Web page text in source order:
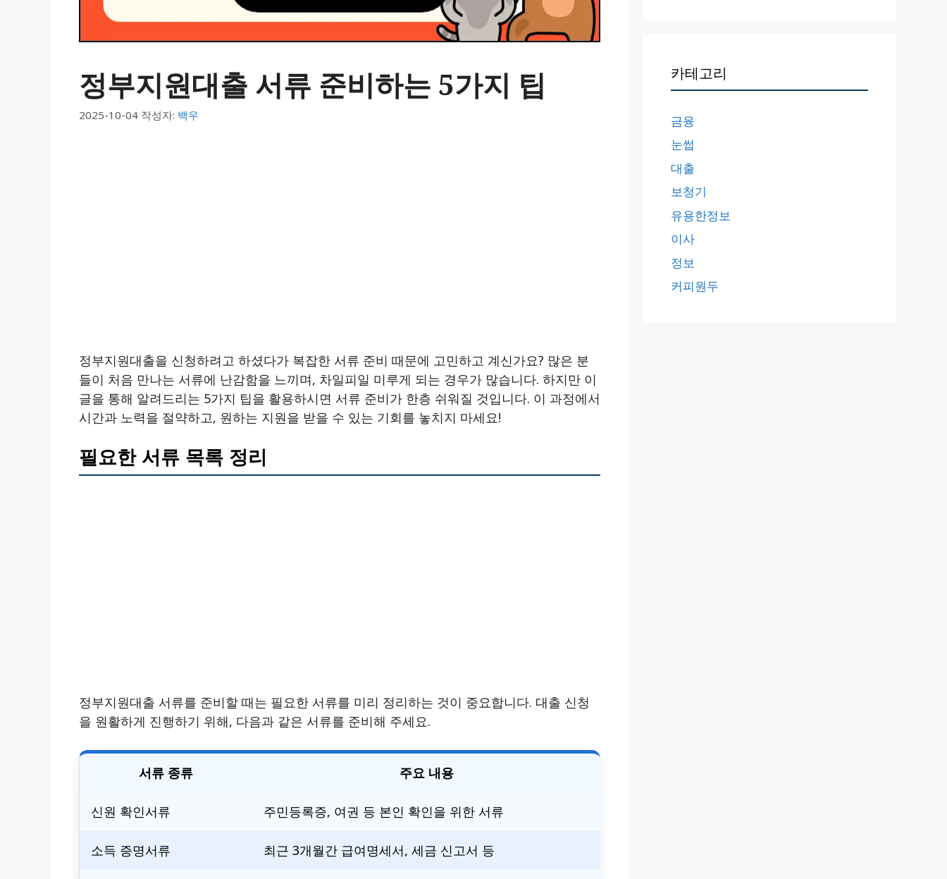
정부지원대출 서류 준비하는 5가지 팁
2025-10-04 작성자: 백우
정부지원대출을 신청하려고 하셨다가 복잡한 서류 준비 때문에 고민하고 계신가요? 많은 분
들이 처음 만나는 서류에 난감함을 느끼며, 차일피일 미루게 되는 경우가 많습니다. 하지만 이
글을 통해 알려드리는 5가지 팁을 활용하시면 서류 준비가 한층 쉬워질 것입니다. 이 과정에서
시간과 노력을 절약하고, 원하는 지원을 받을 수 있는 기회를 놓치지 마세요!
필요한 서류 목록 정리
정부지원대출 서류를 준비할 때는 필요한 서류를 미리 정리하는 것이 중요합니다. 대출 신청
을 원활하게 진행하기 위해, 다음과 같은 서류를 준비해 주세요.
서류 종류 주요 내용
신원 확인서류 주민등록증, 여권 등 본인 확인을 위한 서류
소득 증명서류 최근 3개월간 급여명세서, 세금 신고서 등
카테고리
금융
눈썹
대출
보청기
유용한정보
이사
정보
커피원두